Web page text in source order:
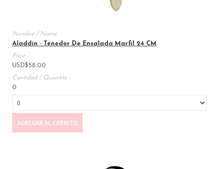
Aladdin - Tenedor De Ensalada Marfil 24 CM
USD$58.00
0
AGREGAR AL CARRITO